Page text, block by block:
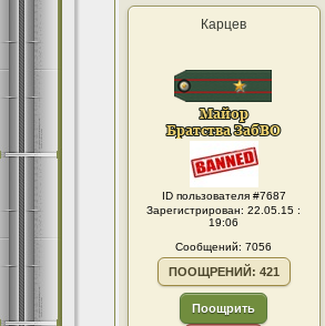
Карцев
ID пользователя #7687
Зарегистрирован: 22.05.15 :
19:06
Сообщений: 7056
ПООЩРЕНИЙ: 421
Поощрить